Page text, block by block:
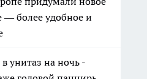
— более удобное и
в унитаз на ночь -